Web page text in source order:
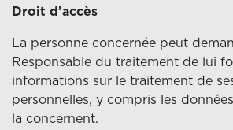
Droit d’accès
La personne concernée peut
Responsable du traitement de lui
informations sur le traitement de
personnelles, y compris les
la concernent.